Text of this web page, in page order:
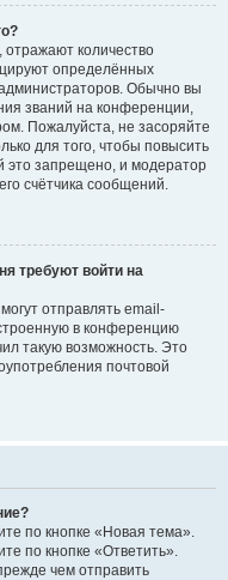
количество
определённых
Обычно вы
званий на конференции,
Пожалуйста, не засоряйте
для того, чтобы повысить
это запрещено, и модератор
счётчика сообщений.
требуют войти на
отправлять email-
в конференцию
такую возможность. Это
почтовой
по кнопке «Новая тема».
по кнопке «Ответить».
чем отправить